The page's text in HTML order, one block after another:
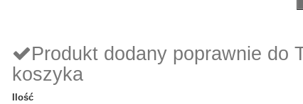
Produkt dodany poprawnie do
koszyka
Ilość